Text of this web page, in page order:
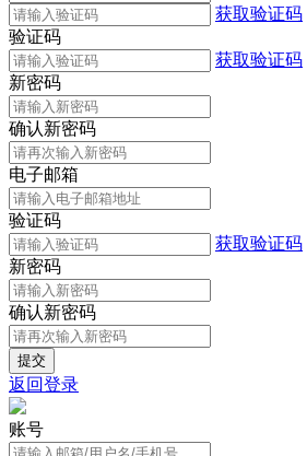
获取验证码
验证码
获取验证码
新密码
确认新密码
电子邮箱
验证码
获取验证码
新密码
确认新密码
返回登录
账号